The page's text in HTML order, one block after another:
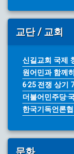
교단 / 교회
신길교회 국제
원어민과 함께
6·25 전쟁 상기
더불어민주당·
한국기독언론